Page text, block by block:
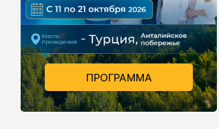
ПРОГРАММА